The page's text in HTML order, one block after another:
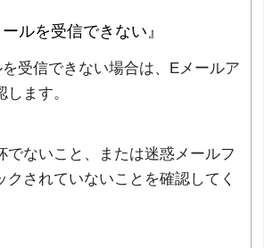
ルを受信できない』
受信できない場合は、Eメールア
ます。
でないこと、または迷惑メールフ
クされていないことを確認してく